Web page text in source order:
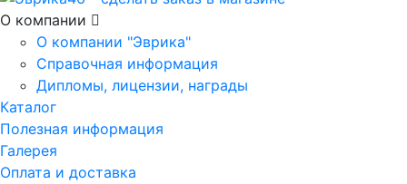
О компании
О компании "Эврика"
Справочная информация
Дипломы, лицензии, награды
Каталог
Полезная информация
Галерея
Оплата и доставка